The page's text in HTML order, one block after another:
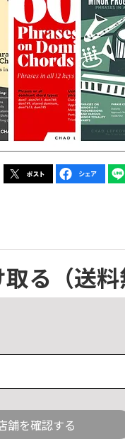
る （送
舗を確認する